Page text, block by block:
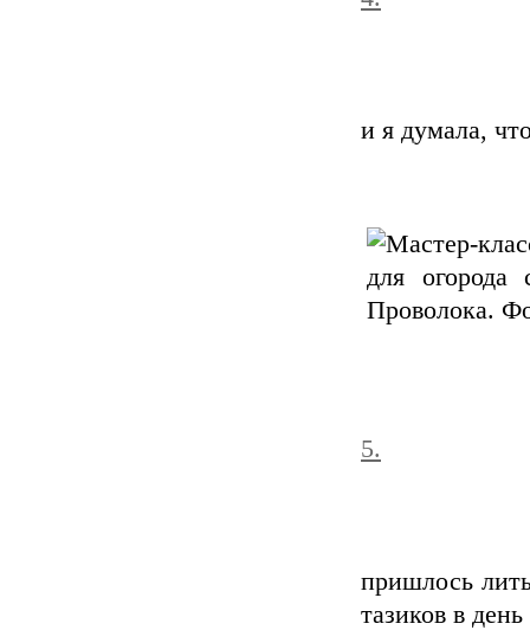
и я думала,
5.
пришлось
тазиков в